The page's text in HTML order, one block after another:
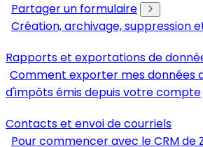
Partager un formulaire
Création, archivage, suppression
Rapports et exportations de
Comment exporter mes données
d'impôts émis depuis votre compte
Contacts et envoi de courriels
Pour commencer avec le CRM de